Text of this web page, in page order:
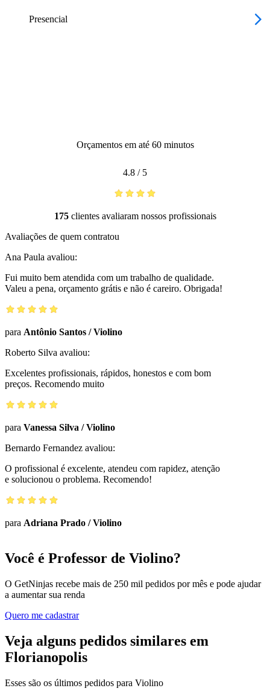
Presencial
Orçamentos em até 60 minutos
4.8 / 5
175clientes avaliaram nossos profissionais
Avaliações de quem contratou
Ana Paula avaliou:
Fui muito bem atendida com um trabalho de qualidade.
Valeu a pena, orçamento grátis e não é careiro. Obrigada!
para Antônio Santos /Violino
Roberto Silva avaliou:
Excelentes profissionais, rápidos, honestos e com bom
preços. Recomendo muito
para Vanessa Silva /Violino
Bernardo Fernandez avaliou:
O profissional é excelente, atendeu com rapidez, atenção
e solucionou o problema. Recomendo!
para Adriana Prado /Violino
Você é Professor de Violino?
O GetNinjas recebe mais de 250 mil pedidos por mês e pode ajudar
a aumentar sua renda
Quero me cadastrar
Veja alguns pedidos similares em
Florianopolis
Esses são os últimos pedidos para Violino